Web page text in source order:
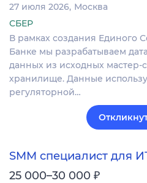
27 июля 2026 Москва
СБЕР
В рамках создания Единого
Банке мы разрабатываем
данных из исходных мастер-
хранилище. Данные
регуляторной…
SMM специалист для
25 000–30 000 ₽